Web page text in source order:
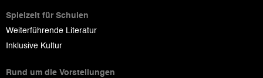
Spielzeit für Schulen
Weiterführende Literatur
Inklusive Kultur
Rund um die Vorstellungen